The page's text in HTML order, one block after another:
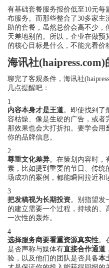
有基础套餐服务报价低至10元
布服务。而那些整合了30多家
助的套餐，虽然总价会高不少，
天差地别的。所以，企业在做预
的核心目标是什么，不能光看价
海讯社
聊完了客观条件，海讯社
几点提醒吧：
1
内容本身才是王道。即使找到了
容枯燥、像是生硬的广告，或者
那效果也会大打折扣。要学会用
你的品牌信息。
2
尊重文化差异。在策划内容时，
素，比如提到重要的节日、传统
场成功的案例，都能瞬间拉近和
3
把发稿视为长期投资。别指望发
的建立需要一个过程，持续的
一次性的轰炸。
4
选择服务商要看重资源真实性。
是否声称与媒体有直接合作通道
验，以及他们的团队是否具备本